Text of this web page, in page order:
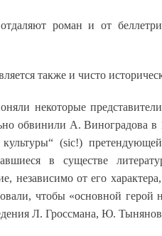
роман и от
также и чисто
некоторые
обвинили А. Виноградова
культуры“ (sic!)
в существе
независимо от его
чтобы «основной герой
Л. Гроссмана, Ю.